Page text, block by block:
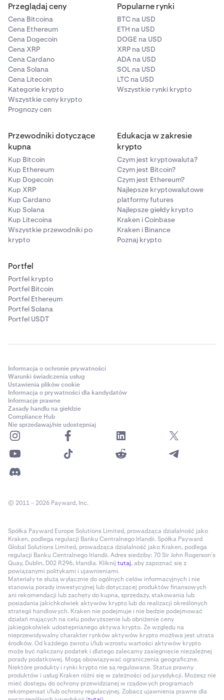
Przeglądaj ceny
Cena Bitcoina
Cena Ethereum
Cena Dogecoin
Cena XRP
Cena Cardano
Cena Solana
Cena Litecoin
Kategorie krypto
Wszystkie ceny krypto
Prognozy cen
Popularne rynki
BTC na USD
ETH na USD
DOGE na USD
XRP na USD
ADA na USD
SOL na USD
LTC na USD
Wszystkie rynki krypto
Przewodniki dotyczące
kupna
Kup Bitcoin
Kup Ethereum
Kup Dogecoin
Kup XRP
Kup Cardano
Kup Solana
Kup Litecoina
Wszystkie przewodniki po
krypto
Edukacja w zakresie
krypto
Czym jest kryptowaluta?
Czym jest Bitcoin?
Czym jest Ethereum?
Najlepsze kryptowalutowe
platformy futures
Najlepsze giełdy krypto
Kraken i Coinbase
Kraken i Binance
Poznaj krypto
Portfel
Portfel krypto
Portfel Bitcoin
Portfel Ethereum
Portfel Solana
Portfel USDT
Informacja o ochronie prywatności
Warunki świadczenia usług
Ustawienia plików cookie
Informacja o prywatności dla kandydatów
Informacje prawne
Zasady handlu na giełdzie
Compliance Hub
Nie sprzedawaj/nie udostępniaj
© 2011 – 2026 Payward, Inc.
Spółka Payward Europe Solutions Limited, prowadząca działalność jako
Kraken, podlega regulacji Banku Centralnego Irlandii. Spółka Payward
Global Solutions Limited, prowadząca działalność jako Kraken, podlega
regulacji Banku Centralnego Irlandii. Adres siedziby: 70 Sir John Rogerson’s
Quay, Dublin, D02 R296, Irlandia. Kliknij tutaj, aby zapoznać się z
powiązanymi politykami i ujawnieniami.
Materiały te służą wyłącznie do ogólnych celów informacyjnych i nie
stanowią porady inwestycyjnej lub dotyczącej produktów finansowych
ani rekomendacji lub zachęty do kupna, sprzedaży, stakowania lub
posiadania jakichkolwiek aktywów krypto lub do realizacji określonych
strategii handlowych. Kraken nie podejmuje i nie będzie podejmować
działań mających na celu podwyższenie lub obniżenie ceny
jakiegokolwiek udostępnianego aktywa krypto. Ze względu na
nieprzewidywalny charakter rynków aktywów krypto możliwa jest utrata
środków. Od każdego zwrotu i/lub wzrostu wartości aktywów krypto
może być naliczany podatek i dlatego zalecamy zasięgnięcie niezależnej
porady podatkowej. Mogą obowiązywać ograniczenia geograficzne.
Niektóre produkty i rynki krypto nie są regulowane. Status prawny
produktów i usług Kraken różni się w zależności od jurysdykcji. Możesz nie
mieć dostępu do ochrony przewidzianej w rządowych programach
rekompensat i/lub ochrony regulacyjnej. Zobacz ujawnienia prawne dla